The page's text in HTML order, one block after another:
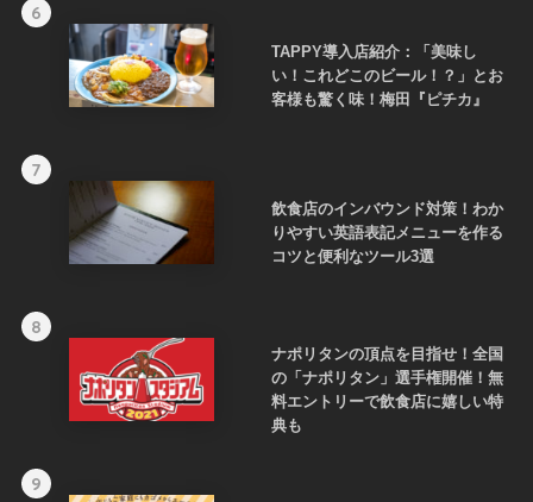
6
TAPPY導入店紹介：「美味し
い！これどこのビール！？」とお
客様も驚く味！梅田『ピチカ』
7
飲食店のインバウンド対策！わか
りやすい英語表記メニューを作る
コツと便利なツール3選
8
ナポリタンの頂点を目指せ！全国
の「ナポリタン」選手権開催！無
料エントリーで飲食店に嬉しい特
典も
9